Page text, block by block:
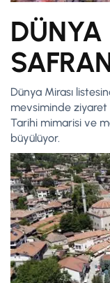
Dünya Mirası
mevsiminde
Tarihi mimarisi ve
büyülüyor.